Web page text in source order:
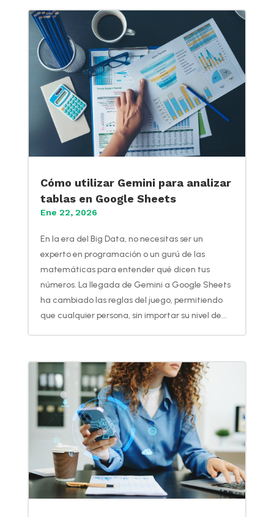
Cómo utilizar Gemini para analizar
tablas en Google Sheets
Ene 22, 2026
En la era del Big Data, no necesitas ser un
experto en programación o un gurú de las
matemáticas para entender qué dicen tus
números. La llegada de Gemini a Google Sheets
ha cambiado las reglas del juego, permitiendo
que cualquier persona, sin importar su nivel de...